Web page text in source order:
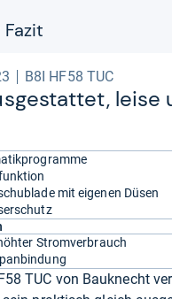
Fazit
B8I HF58 TUC
mit eigenen Düsen
Stromverbrauch
TUC von Bauknecht